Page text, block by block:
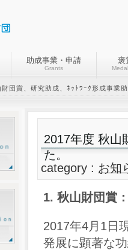
助成事業・申請
Grants
褒
団賞、研究助成、ﾈｯﾄﾜｰｸ形成事業
2017年度 秋山
た。
category : お知
1. 秋山財団賞
2017年4月1日
発展に顕著な